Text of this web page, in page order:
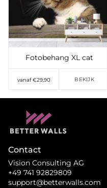
Toevoegen aan
verlanglijst
Fotobehang XL cat
vanaf €29,90 BEKIJK
Contact
Vision Consulting AG
+49 741 92829809
support@betterwalls.com